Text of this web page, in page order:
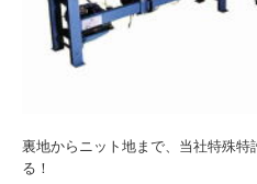
裏地からニット地まで、当社特殊特
る！